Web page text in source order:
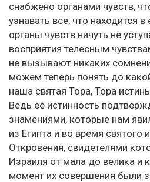
снабжено органами чувств,
узнавать все, что находится
органы чувств ничуть не
восприятия телесным
не вызывают никаких
можем теперь понять до
наша святая Тора, Тора
Ведь ее истинность
знамениями, которые нам
из Египта и во время святого
Откровения, свидетелями
Израиля от мала до велика и
момент их совершения были